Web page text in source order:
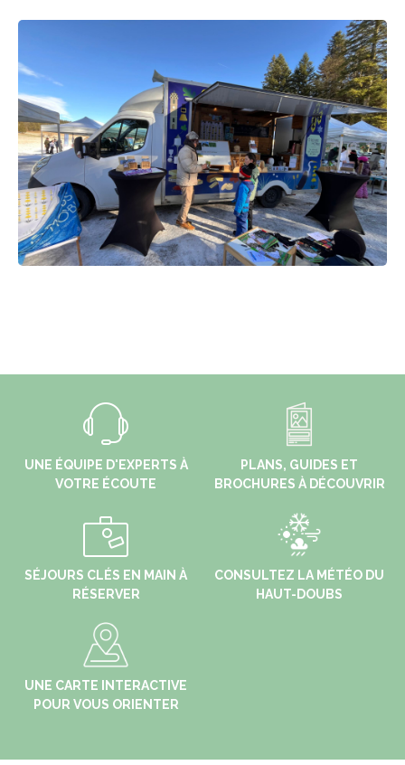
UNE ÉQUIPE D'EXPERTS À
VOTRE ÉCOUTE
PLANS, GUIDES ET
BROCHURES À DÉCOUVRIR
SÉJOURS CLÉS EN MAIN À
RÉSERVER
CONSULTEZ LA MÉTÉO DU
HAUT-DOUBS
UNE CARTE INTERACTIVE
POUR VOUS ORIENTER